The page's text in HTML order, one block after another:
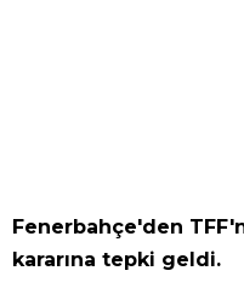
Fenerbahçe'den
kararına tepki geldi.